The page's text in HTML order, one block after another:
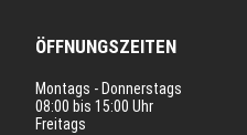
ÖFFNUNGSZEITEN
Montags - Donnerstags
08:00 bis 15:00 Uhr
Freitags